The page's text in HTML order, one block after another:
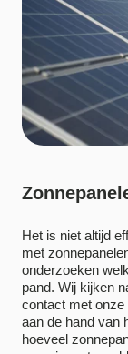
Het is niet altijd
met
onderzoeken
pand. Wij kijken
contact met onze
aan de hand van
hoeveel